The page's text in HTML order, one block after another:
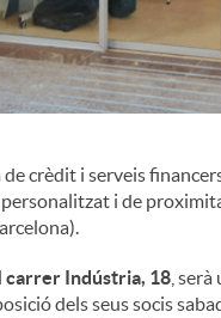
de crèdit i serveis
i de
carrer Indústria, 18 ,
dels seus socis